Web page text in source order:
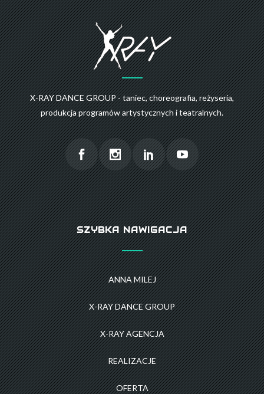
X-RAY DANCE GROUP - taniec, choreografia, reżyseria,
produkcja programów artystycznych i teatralnych.
SZYBKA NAWIGACJA
ANNA MILEJ
X-RAY DANCE GROUP
X-RAY AGENCJA
REALIZACJE
OFERTA